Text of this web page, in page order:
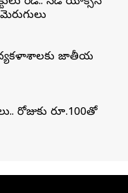
వైద్యకళాశాలకు జాతీయ
రోజుకు రూ.100తో